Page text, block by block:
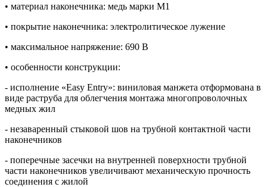
• материал наконечника: медь марки М1
• покрытие наконечника: электролитическое лужение
• максимальное напряжение: 690 В
• особенности конструкции:
- исполнение «Easy Entry»: виниловая манжета отформована в
виде раструба для облегчения монтажа многопроволочных
медных жил
- незаваренный стыковой шов на трубной контактной части
наконечников
- поперечные засечки на внутренней поверхности трубной
части наконечников увеличивают механическую прочность
соединения с жилой